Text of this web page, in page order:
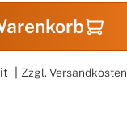
| Zzgl. Versandkosten